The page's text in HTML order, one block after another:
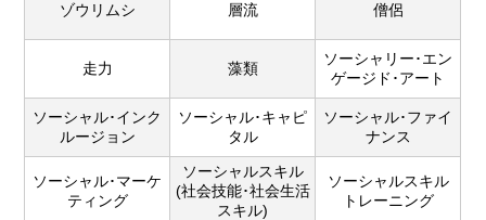
ゾウリムシ 層流 僧侶
走力 藻類
ソーシャリー･エン
ゲージド･アート
ソーシャル･インク
ルージョン
ソーシャル･キャピ
タル
ソーシャル･ファイ
ナンス
ソーシャル･マーケ
ティング
ソーシャルスキル
(社会技能･社会生活
スキル)
ソーシャルスキル
トレーニング